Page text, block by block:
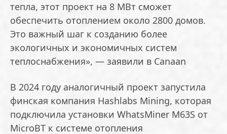
тепла, этот проект на 8 МВт сможет
обеспечить отоплением около 2800 домов.
Это важный шаг к созданию более
экологичных и экономичных систем
теплоснабжения», — заявили в Canaan
В 2024 году аналогичный проект запустила
финская компания Hashlabs Mining, которая
подключила установки WhatsMiner M63S от
MicroBT к системе отопления